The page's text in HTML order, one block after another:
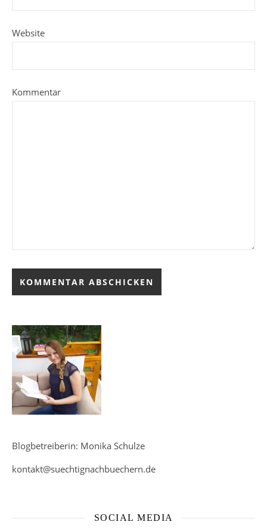
Website
Kommentar
Blogbetreiberin: Monika Schulze
kontakt@suechtignachbuechern.de
SOCIAL MEDIA